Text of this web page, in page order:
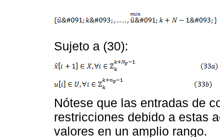
Sujeto a (30):
Nótese que las entradas de
restricciones debido a estas
valores en un amplio rango.